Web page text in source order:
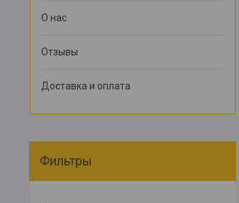
О нас
Отзывы
Доставка и оплата
Фильтры